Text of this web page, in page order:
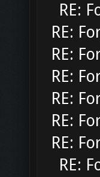
RE:
RE:
RE:
RE:
RE:
RE:
RE:
RE: